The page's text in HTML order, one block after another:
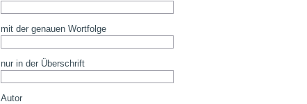
mit der genauen Wortfolge
nur in der Überschrift
Autor